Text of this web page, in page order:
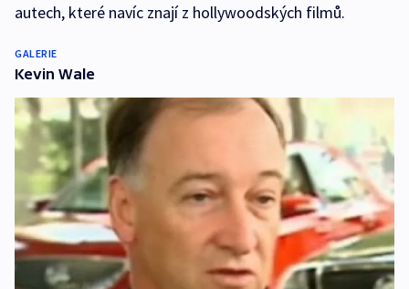
autech, které navíc znají z hollywoodských filmů.
GALERIE
Kevin Wale